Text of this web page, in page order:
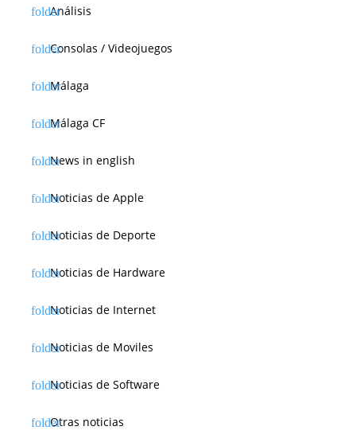
Análisis
Consolas / Videojuegos
Málaga
Málaga CF
News in english
Noticias de Apple
Noticias de Deporte
Noticias de Hardware
Noticias de Internet
Noticias de Moviles
Noticias de Software
Otras noticias